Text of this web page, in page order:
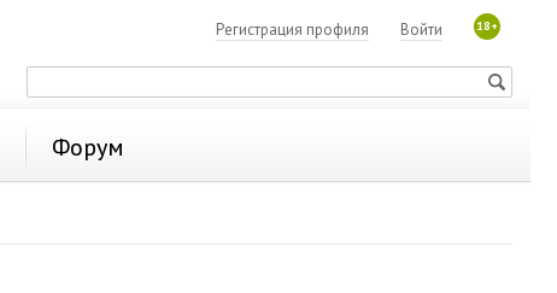
18+
Войти
Регистрация профиля
Форум